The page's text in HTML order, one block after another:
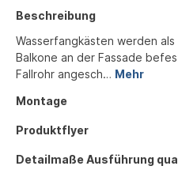
Beschreibung
Wasserfangkästen werden
Balkone an der Fassade
Fallrohr angesch… Mehr
Montage
Produktflyer
Detailmaße Ausführung